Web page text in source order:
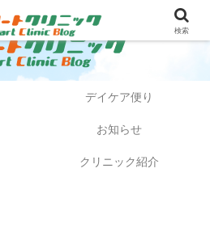
デイケア便り
お知らせ
クリニック紹介
検索